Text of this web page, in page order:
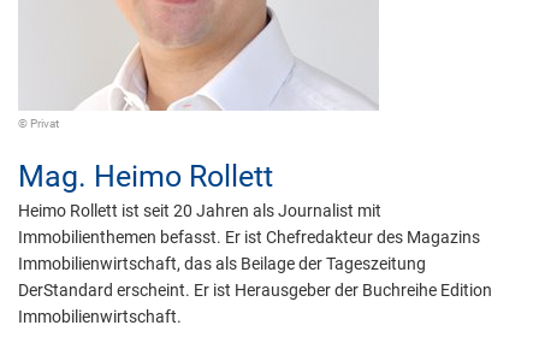
© Privat
Mag. Heimo Rollett
Heimo Rollett ist seit 20 Jahren als Journalist mit
Immobilienthemen befasst. Er ist Chefredakteur des Magazins
Immobilienwirtschaft, das als Beilage der Tageszeitung
DerStandard erscheint. Er ist Herausgeber der Buchreihe Edition
Immobilienwirtschaft.